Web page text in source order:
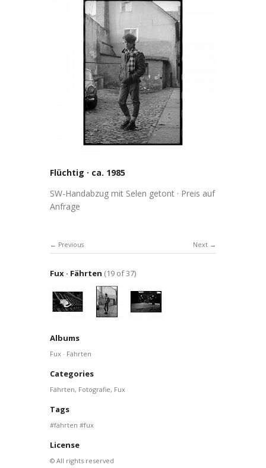
Flüchtig · ca. 1985
SW-Handabzug mit Selen getont · Preis auf
Anfrage
Next
Previous
Fux · Fährten (19 of 37)
Albums
Fux · Fährten
Categories
Fährten, Fotografie, Fux
Tags
fährten fux
License
© All rights reserved